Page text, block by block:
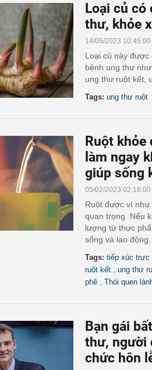
Loại củ có
thư, khỏe
14/05/2023 10:45:00
Loại củ này được
bệnh ung thư
ung thư ruột kết,
Tags: ung thư ruột
Ruột
làm ngay
giúp sống
05/02/2023 02:18:00
Ruột được ví
quan trọng. Nếu
lượng từ thực
sống và lao động.
Tags: tiếp xúc trực
ruột kết
ung thư
phê
Thói quen
Bạn gái
thư, người
chức hôn